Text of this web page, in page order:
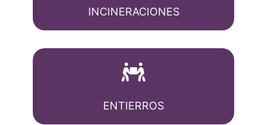
INCINERACIONES
ENTIERROS